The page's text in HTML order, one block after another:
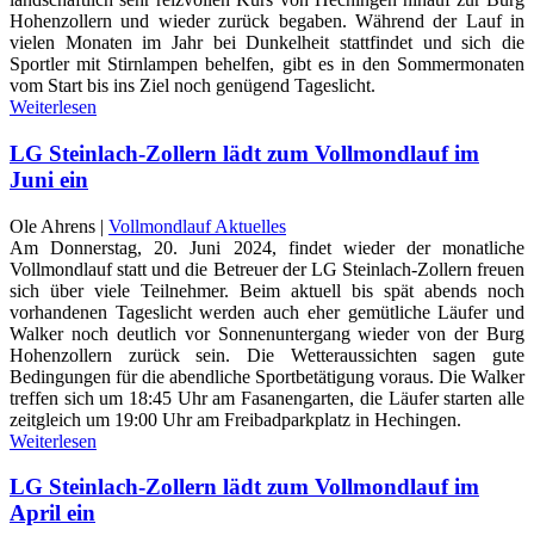
Hohenzollern und wieder zurück begaben. Während der Lauf in
vielen Monaten im Jahr bei Dunkelheit stattfindet und sich die
Sportler mit Stirnlampen behelfen, gibt es in den Sommermonaten
vom Start bis ins Ziel noch genügend Tageslicht.
Weiterlesen
LG Steinlach-Zollern lädt zum Vollmondlauf im
Juni ein
Ole Ahrens | Vollmondlauf Aktuelles
Am Donnerstag, 20. Juni 2024, findet wieder der monatliche
Vollmondlauf statt und die Betreuer der LG Steinlach-Zollern freuen
sich über viele Teilnehmer. Beim aktuell bis spät abends noch
vorhandenen Tageslicht werden auch eher gemütliche Läufer und
Walker noch deutlich vor Sonnenuntergang wieder von der Burg
Hohenzollern zurück sein. Die Wetteraussichten sagen gute
Bedingungen für die abendliche Sportbetätigung voraus. Die Walker
treffen sich um 18:45 Uhr am Fasanengarten, die Läufer starten alle
zeitgleich um 19:00 Uhr am Freibadparkplatz in Hechingen.
Weiterlesen
LG Steinlach-Zollern lädt zum Vollmondlauf im
April ein